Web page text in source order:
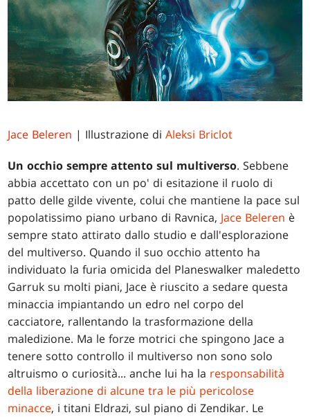
Jace Beleren | Illustrazione diAleksi Briclot
Un occhio sempre attento sul multiverso. Sebbene
abbia accettato con un po' di esitazione il ruolo di
patto delle gilde vivente, colui che mantiene la pace sul
popolatissimo piano urbano di Ravnica, Jace Beleren è
sempre stato attirato dallo studio e dall'esplorazione
del multiverso. Quando il suo occhio attento ha
individuato la furia omicida del Planeswalker maledetto
Garruk su molti piani, Jace è riuscito a sedare questa
minaccia impiantando un edro nel corpo del
cacciatore, rallentando la trasformazione della
maledizione. Ma le forze motrici che spingono Jace a
tenere sotto controllo il multiverso non sono solo
altruismo o curiosità... anche lui ha la responsabilità
della liberazione di alcune tra le più pericolose
minacce, i titani Eldrazi, sul piano di Zendikar. Le